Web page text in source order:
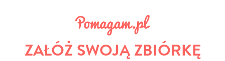
ZAŁÓŻ SWOJĄ ZBIÓRKĘ